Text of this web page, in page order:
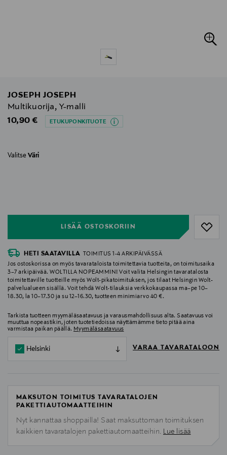
JOSEPH JOSEPH
Multikuorija, Y-malli
Original Price
10,90 € ETUKUPONKITUOTE
Valitse Väri
LISÄÄ OSTOSKORIIN
HETI SAATAVILLA
TOIMITUS 1-4 ARKIPÄIVÄSSÄ
Jos ostoskorissa on myös tavarataloista toimitettavia tuotteita, on toimitusaika
3–7 arkipäivää. WOLTILLA NOPEAMMIN! Voit valita Helsingin tavaratalosta
toimitettaville tuotteille myös Wolt-pikatoimituksen, jos tilaat Helsingin Wolt-
palvelualueen sisällä. Voit tehdä Wolt-tilauksia verkkokaupassa ma–pe 10–
18.30, la 10–17.30 ja su 12–16.30, tuotteen minimiarvo 40 €.
Tarkista tuotteen myymäläsaatavuus ja varausmahdollisuus alta. Saatavuus voi
muuttua nopeastikin, joten tuotetiedoissa näyttämämme tieto pitää aina
varmistaa paikan päällä. Myymäläsaatavuus
Helsinki VARAA TAVARATALOON
MAKSUTON TOIMITUS TAVARATALOJEN
PAKETTIAUTOMAATTEIHIN
Nyt kannattaa shoppailla! Saat maksuttoman toimituksen
kaikkien tavaratalojen pakettiautomaatteihin. Lue lisää